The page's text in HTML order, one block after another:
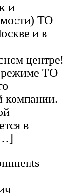
и
ТО
и в
центре!
режиме ТО
компании.
в